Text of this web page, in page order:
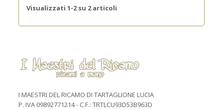
Visualizzati 1-2 su 2 articoli
I MAESTRI DEL RICAMO DI TARTAGLIONE LUCIA
P. IVA 09892771214 - C.F.: TRTLCU93D53B963D